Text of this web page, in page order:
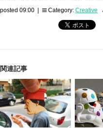
posted 09:00 | Category: Creative
関連記事